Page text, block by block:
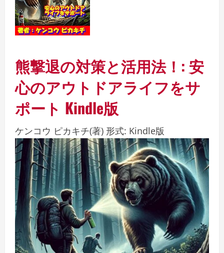
熊撃退の対策と活用法！: 安
心のアウトドアライフをサ
ポート Kindle版
ケンコウ ピカキチ(著) 形式: Kindle版